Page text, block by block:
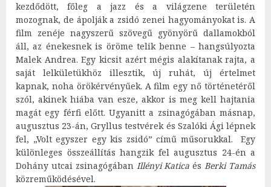
kezdődött, főleg a jazz és a világzene területén
mozognak, de ápolják a zsidó zenei hagyományokat is. A
film zenéje nagyszerű szövegű gyönyörű dallamokból
áll, az énekesnek is öröme telik benne – hangsúlyozta
Malek Andrea. Egy kicsit azért mégis alakítanak rajta, a
saját lelkületükhöz illesztik, új ruhát, új értelmet
kapnak, noha örökérvényűek. A film egy nő történetéről
szól, akinek hiába van esze, akkor is meg kell hajtania
magát egy férfi előtt. Ugyanitt a zsinagógában másnap,
augusztus 23-án, Gryllus testvérek és Szalóki Ági lépnek
fel, „Volt egyszer egy kis zsidó” című műsorukkal. Egy
különleges összeállítás hangzik fel augusztus 24-én a
Dohány utcai zsinagógában Illényi Katica ésBerki Tamás
közreműködésével.